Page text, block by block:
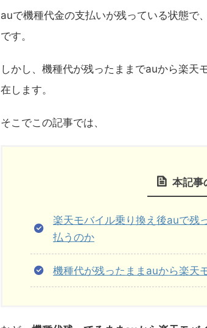
auで機種代金の支払いが残っている状態で
です。
しかし、機種代が残ったままでauから楽天
在します。
そこでこの記事では、
本記事
楽天モバイル乗り換え後auで残
払うのか
機種代が残ったままauから楽天